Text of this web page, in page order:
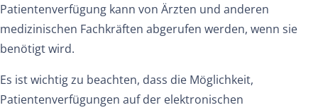
Patientenverfügung kann von Ärzten und anderen
medizinischen Fachkräften abgerufen werden, wenn sie
benötigt wird.
Es ist wichtig zu beachten, dass die Möglichkeit,
Patientenverfügungen auf der elektronischen